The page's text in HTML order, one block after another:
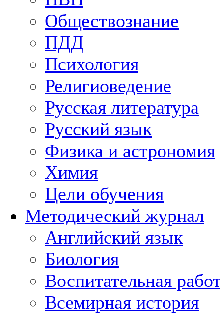
Обществознание
ПДД
Психология
Религиоведение
Русская литература
Русский язык
Физика и астрономия
Химия
Цели обучения
Методический журнал
Английский язык
Биология
Воспитательная
Всемирная история